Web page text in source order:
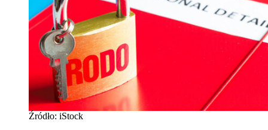
Źródło: iStock